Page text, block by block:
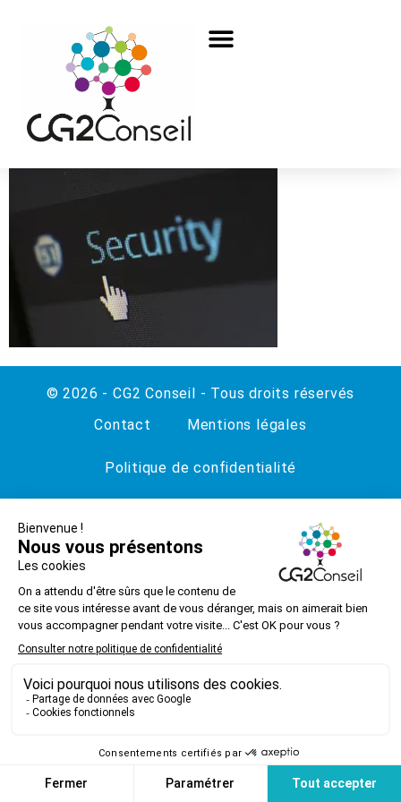
© 2026 - CG2 Conseil - Tous droits réservés
Contact
Mentions légales
Politique de confidentialité